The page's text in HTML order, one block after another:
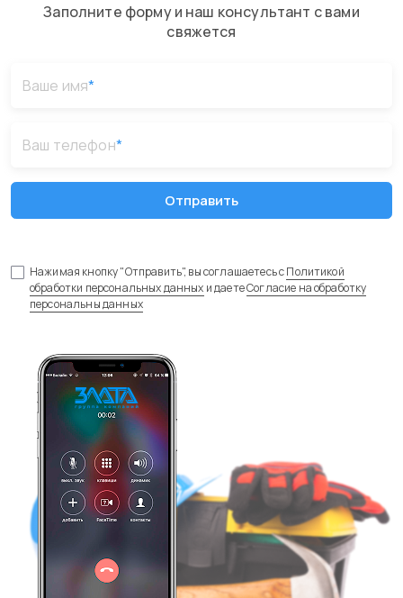
Заполните форму и наш консультант с вами
свяжется
Ваше имя*
Ваш телефон*
Отправить
Нажимая кнопку "Отправить", вы соглашаетесь сПолитикой
обработки персональных данных и даетеСогласие на обработку
персональны данных